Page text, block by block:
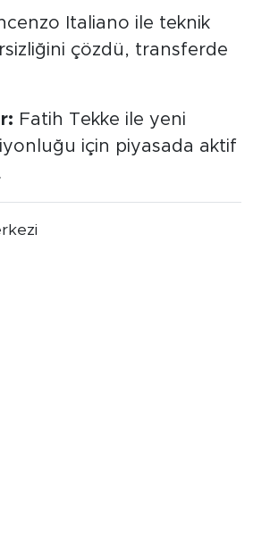
Italiano ile teknik
çözdü, transferde
Fatih Tekke ile yeni
için piyasada aktif